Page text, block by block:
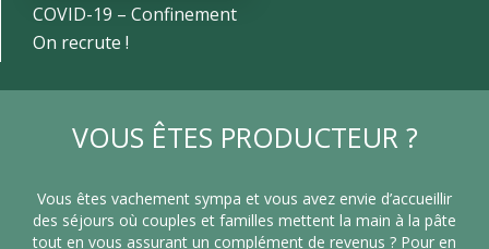
COVID-19 – Confinement
On recrute !
VOUS ÊTES PRODUCTEUR ?
Vous êtes vachement sympa et vous avez envie d’accueillir
des séjours où couples et familles mettent la main à la pâte
tout en vous assurant un complément de revenus ? Pour en